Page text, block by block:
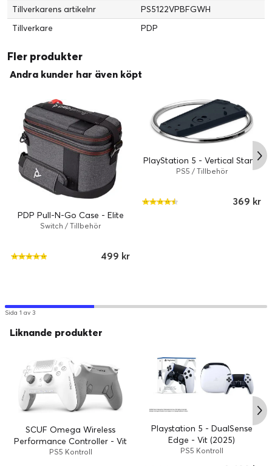
Tillverkarens artikelnr
PS5122VPBFGWH
Tillverkare
PDP
Fler produkter
Andra kunder har även köpt
PDP Pull-N-Go Case - Elite
Switch / Tillbehör
499 kr
PlayStation 5 - Vertical Stand
PS5 / Tillbehör
369 kr
Sida 1 av 3
Liknande produkter
SCUF Omega Wireless
Performance Controller - Vit
PS5 Kontroll
Playstation 5 - DualSense
Edge - Vit (2025)
PS5 Kontroll